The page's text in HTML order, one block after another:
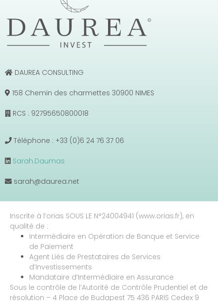
DAUREA CONSULTING
158 Chemin des charmettes 30900 NIMES
RCS : 92795650800018
Téléphone : +33 (0)6 24 76 37 06
Sarah.Daumas
sarah@daurea.net
Inscrite à l’orias SOUS LE N°24004941 (www.orias.fr), en
qualité de :
Intermédiaire en Opération de Banque et Service
de Paiement
Agent Liés de Prestataires de Services
d’Investissements
Mandataire d’Intermédiaire en Assurance
Sous le contrôle de l’Autorité de Contrôle Prudentiel et de
résolution – 4 Place de Budapest 75 436 PARIS Cedex 9